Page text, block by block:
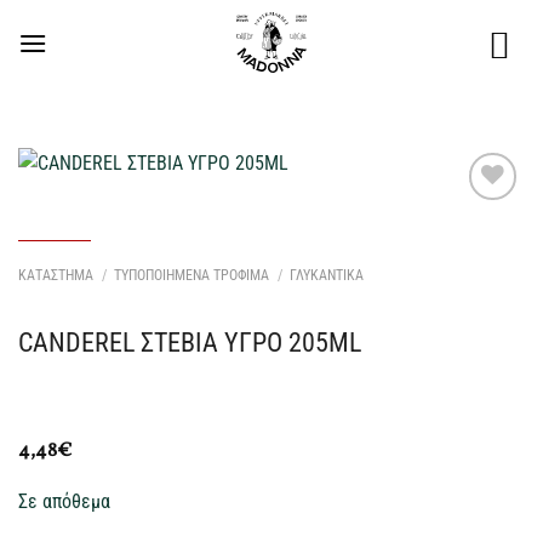
στο
ΚΑΤΑΣΤΗΜΑ / ΤΥΠΟΠΟΙΗΜΕΝΑ ΤΡΟΦΙΜΑ / ΓΛΥΚΑΝΤΙΚΑ
CANDEREL ΣΤΕΒΙΑ ΥΓΡΟ 205ML
4,48€
Σε απόθεμα